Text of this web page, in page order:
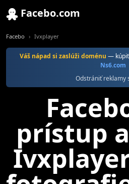
Facebo.com
Facebo Ivxplayer
Váš nápad si zaslúži doménu —
Ns6.com
Odstrániť reklamy
prístup